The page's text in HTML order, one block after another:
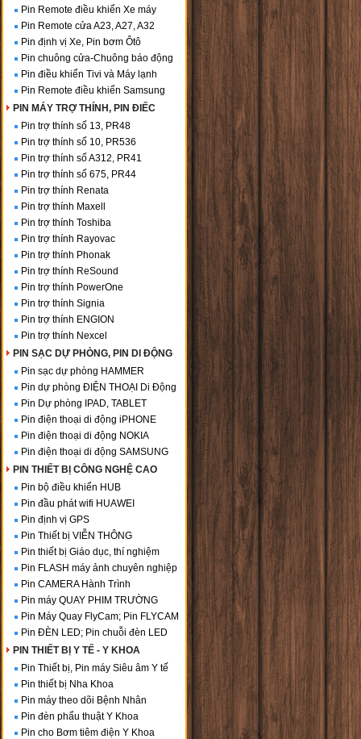
Pin Remote điều khiển Xe máy
Pin Remote cửa A23, A27, A32
Pin định vị Xe, Pin bơm Ôtô
Pin chuông cửa-Chuông báo động
Pin điều khiển Tivi và Máy lạnh
Pin Remote điều khiển Samsung
PIN MÁY TRỢ THÍNH, PIN ĐIẾC
Pin trợ thính số 13, PR48
Pin trợ thính số 10, PR536
Pin trợ thính số A312, PR41
Pin trợ thính số 675, PR44
Pin trợ thính Renata
Pin trợ thính Maxell
Pin trợ thính Toshiba
Pin trợ thính Rayovac
Pin trợ thính Phonak
Pin trợ thính ReSound
Pin trợ thính PowerOne
Pin trợ thính Signia
Pin trợ thính ENGION
Pin trợ thính Nexcel
PIN SẠC DỰ PHÒNG, PIN DI ĐỘNG
Pin sạc dự phòng HAMMER
Pin dự phòng ĐIỆN THOẠI Di Động
Pin Dự phòng IPAD, TABLET
Pin điện thoại di động iPHONE
Pin điện thoại di động NOKIA
Pin điện thoại di động SAMSUNG
PIN THIẾT BỊ CÔNG NGHỆ CAO
Pin bộ điều khiển HUB
Pin đầu phát wifi HUAWEI
Pin định vị GPS
Pin Thiết bị VIỄN THÔNG
Pin thiết bị Giáo dục, thí nghiệm
Pin FLASH máy ảnh chuyên nghiệp
Pin CAMERA Hành Trình
Pin máy QUAY PHIM TRƯỜNG
Pin Máy Quay FlyCam; Pin FLYCAM
Pin ĐÈN LED; Pin chuỗi đèn LED
PIN THIẾT BỊ Y TẾ - Y KHOA
Pin Thiết bị, Pin máy Siêu âm Y tế
Pin thiết bị Nha Khoa
Pin máy theo dõi Bệnh Nhân
Pin đèn phẩu thuật Y Khoa
Pin cho Bơm tiêm điện Y Khoa